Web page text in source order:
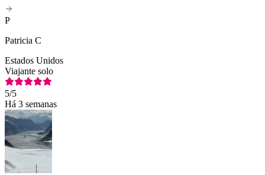
P
Patricia C
Estados Unidos
Viajante solo
5/5
Há 3 semanas